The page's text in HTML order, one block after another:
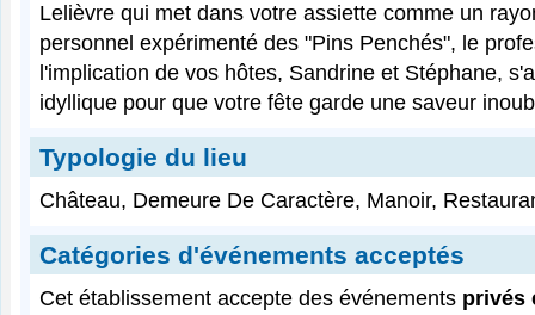
Lelièvre qui met dans votre assiette comme un
personnel expérimenté des "Pins Penchés", le
l'implication de vos hôtes, Sandrine et Stéphane,
idyllique pour que votre fête garde une saveur
Typologie du lieu
Château, Demeure De Caractère, Manoir,
Catégories d'événements acceptés
Cet établissement accepte des événements privés